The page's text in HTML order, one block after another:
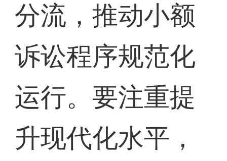
分流，推动小额
诉讼程序规范化
运行。要注重提
升现代化水平，